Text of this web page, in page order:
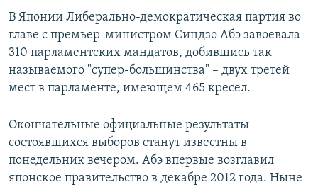
Все сайты Радио Азатутюн
В Японии Либерально-демократическая партия во
главе с премьер-министром Синдзо Абэ завоевала
310 парламентских мандатов, добившись так
называемого "супер-большинства" – двух третей
мест в парламенте, имеющем 465 кресел.
Окончательные официальные результаты
состоявшихся выборов станут известны в
понедельник вечером. Абэ впервые возглавил
японское правительство в декабре 2012 года. Ныне